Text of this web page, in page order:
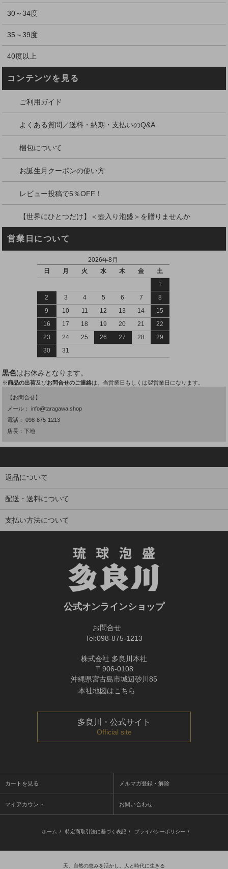
30～34度
35～39度
40度以上
コンテンツを見る
ご利用ガイド
よくある質問／送料・納期・支払いのQ&A
梱包について
お誕生月クーポンの使い方
レビュー投稿で5％OFF！
【世界にひとつだけ】＜壺入り泡盛＞を贈りませんか
営業日について
2026年8月
日
月 火 水 木 金
土
1
2
3 4 5 6 7
8
9
10 11 12 13 14
15
16
17 18 19 20 21
22
23
24 25 26 27 28
29
30
31
黒色はお休みとなります。
※商品の出荷及びお問合せのご連絡は、当営業日もしくは翌営業日になります。
【お問合せ】
メール：info@taragawa.shop
電話：098-875-1213
店長：下地
返品について
配送・送料について
支払い方法について
公式オンラインショップ
お問合せ
Tel:098-875-1213
株式会社 多良川本社
〒906-0108
沖縄県宮古島市城辺砂川85
本社地図はこちら
多良川・公式サイト
Official site
カートを見る メルマガ登録・解除
マイアカウント お問い合わせ
ホーム / 特定商取引法に基づく表記 / プライバシーポリシー /
天、自然の恵みを活かし、人と時代に生きる